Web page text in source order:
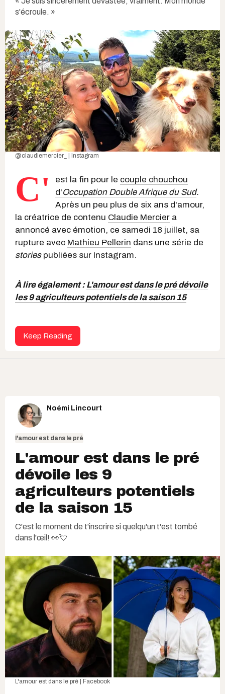
s'écroule. »
@claudiemercier_ | Instagram
C' est la fin pour le couple chouchou
d'Occupation Double Afrique du Sud.
Après un peu plus de six ans d'amour,
la créatrice de contenu Claudie Mercier a
annoncé avec émotion, ce samedi 18 juillet, sa
rupture avec Mathieu Pellerin dans une série de
storiespubliées sur Instagram.
À lire également :L'amour est dans le pré dévoile
les 9 agriculteurs potentiels de la saison 15
Keep Reading
Noémi Lincourt
l'amour est dans le pré
L'amour est dans le pré
dévoile les 9
agriculteurs potentiels
de la saison 15
C'est le moment de t'inscrire si quelqu'un t'est tombé
dans l'œil! 👀💘
L'amour est dans le pré | Facebook